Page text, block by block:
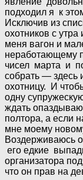
подходил я к
Исключив из
охотников с
меня вагон и
неработающему
чисел марта и
собрать — здесь
охотницу. И
одну
ждать
полтора, а если
мне моему
Воздерживаюсь
его едкие
организатора
что он прав на